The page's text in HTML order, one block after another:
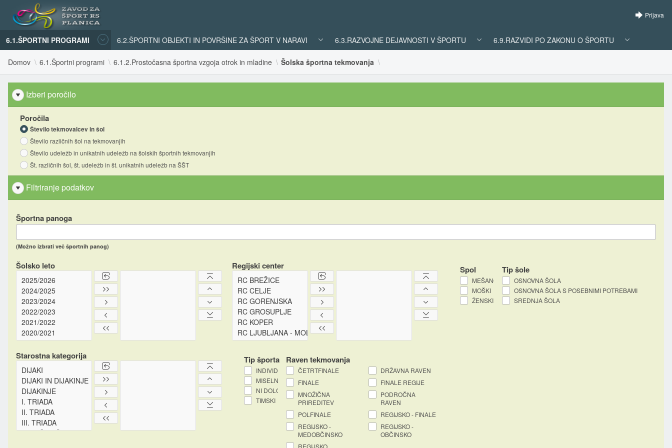
Prijava
6.1.ŠPORTNI PROGRAMI 6.2.ŠPORTNI OBJEKTI IN POVRŠINE ZA ŠPORT V NARAVI 6.3.RAZVOJNE DEJAVNOSTI V ŠPORTU 6.9.RAZVIDI PO ZAKONU O ŠPORTU
Domov 6.1.Športni programi 6.1.2.Prostočasna športna vzgoja otrok in mladine Šolska športna tekmovanja
Izberi poročilo
Poročila
Število tekmovalcev in šol
Število različnih šol na tekmovanjih
Število udeležb in unikatnih udeležb na šolskih športnih tekmovanjih
Št. različnih šol, št. udeležb in št. unikatnih udeležb na ŠŠT
Filtriranje podatkov
Športna panoga
(Možno izbrati več športnih panog)
Šolsko leto Regijski center Spol
MEŠANO
MOŠKI
ŽENSKI
Tip šole
OSNOVNA ŠOLA
OSNOVNA ŠOLA S POSEBNIMI POTREBAMI
SREDNJA ŠOLA
Starostna kategorija Tip športa
INDIVIDUALNI
MISELNI
NI DOLOČEN
TIMSKI
Raven tekmovanja
ČETRTFINALE
DRŽAVNA RAVEN
FINALE
FINALE REGIJE
MNOŽIČNA
PRIREDITEV
PODROČNA
RAVEN
POLFINALE
REGIJSKO - FINALE
REGIJSKO -
MEDOBČINSKO
REGIJSKO -
OBČINSKO
REGIJSKO